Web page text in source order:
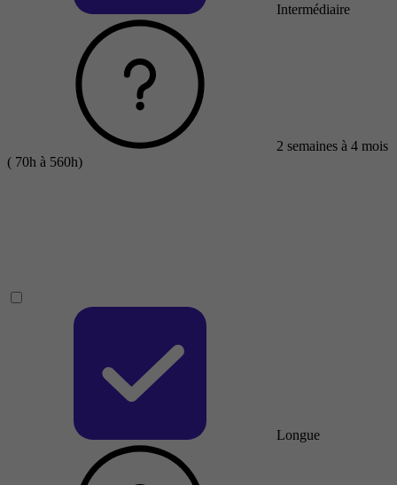
Intermédiaire
2 semaines à 4 mois
( 70h à 560h)
Longue